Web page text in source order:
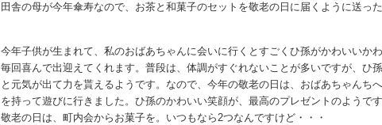
田舎の母が今年傘寿なので、お茶と和菓子のセットを敬老の日に届くように送った
今年子供が生まれて、私のおばあちゃんに会いに行くとすごくひ孫がかわいいか
毎回喜んで出迎えてくれます。普段は、体調がすぐれないことが多いですが、ひ
と元気が出て力を貰えるようです。なので、今年の敬老の日は、おばあちゃんち
を持って遊びに行きました。ひ孫のかわいい笑顔が、最高のプレゼントのようです
敬老の日は、町内会からお菓子を。いつもなら2つなんですけど・・・